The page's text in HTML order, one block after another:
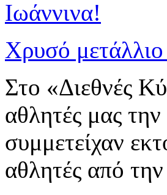
Ιωάννινα!
Χρυσό
Στο «Διεθνές
αθλητές μας
συμμετείχαν
αθλητές από